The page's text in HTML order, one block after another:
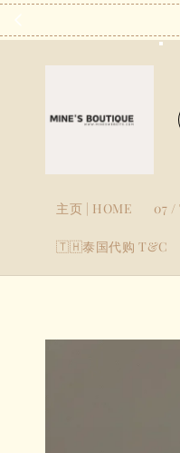
主页 | HOME 07 /
🇹🇭泰国代购 T&C